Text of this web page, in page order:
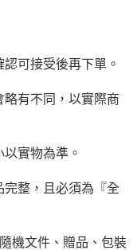
可接受後再下單。
略有不同，以實際商
實物為準。
完整，且必須為『全
機文件、贈品、包裝